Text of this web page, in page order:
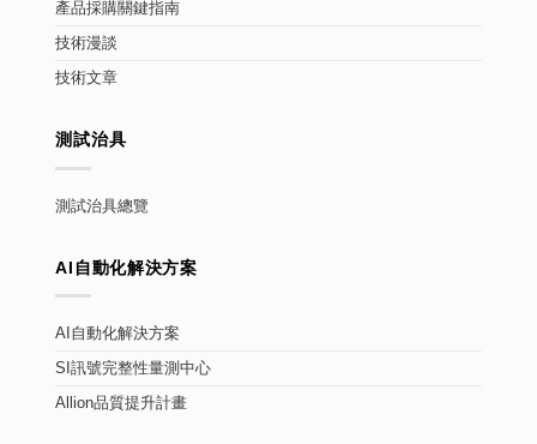
產品採購關鍵指南
技術漫談
技術文章
測試治具
測試治具總覽
AI自動化解決方案
AI自動化解決方案
SI訊號完整性量測中心
Allion品質提升計畫